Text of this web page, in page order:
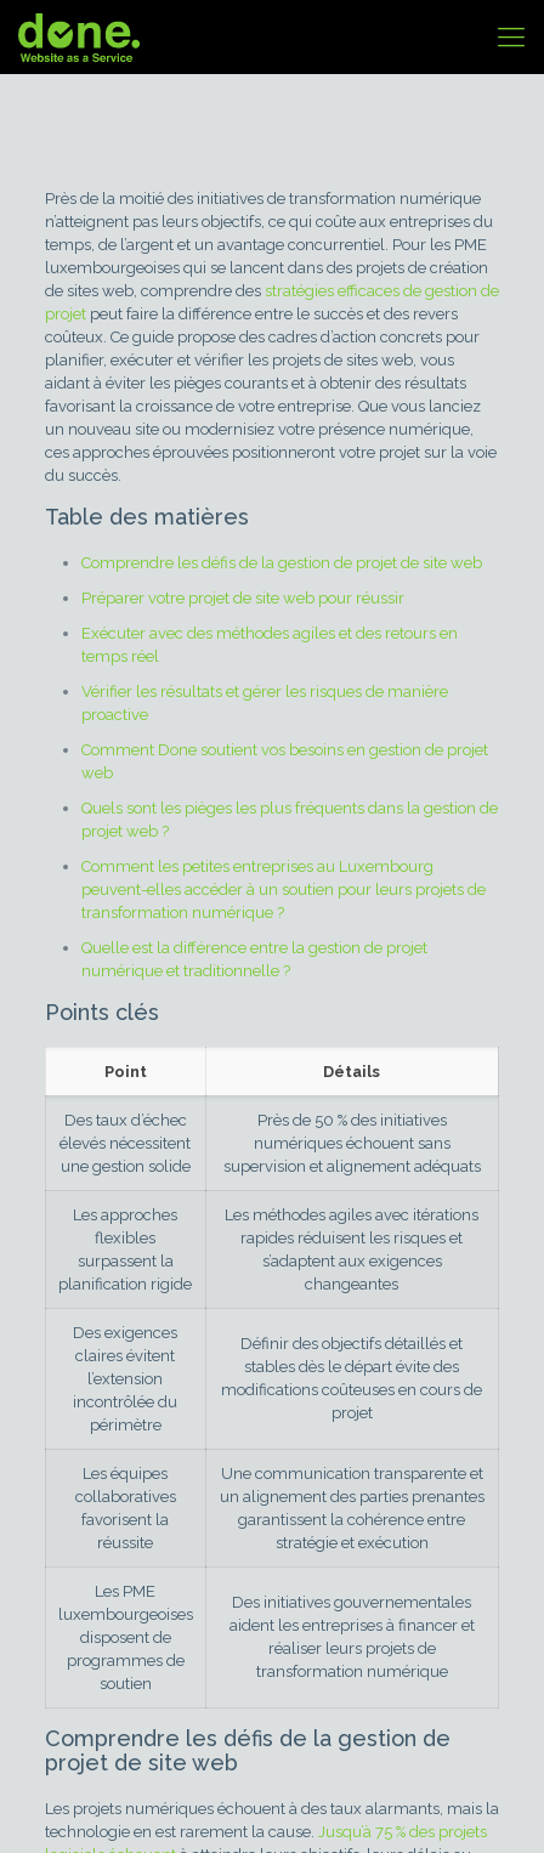
Près de la moitié des initiatives de transformation numérique
n’atteignent pas leurs objectifs, ce qui coûte aux entreprises du
temps, de l’argent et un avantage concurrentiel. Pour les PME
luxembourgeoises qui se lancent dans des projets de création
de sites web, comprendre des stratégies efficaces de gestion de
projetpeut faire la différence entre le succès et des revers
coûteux. Ce guide propose des cadres d’action concrets pour
planifier, exécuter et vérifier les projets de sites web, vous
aidant à éviter les pièges courants et à obtenir des résultats
favorisant la croissance de votre entreprise. Que vous lanciez
un nouveau site ou modernisiez votre présence numérique,
ces approches éprouvées positionneront votre projet sur la voie
du succès.
Table des matières
Comprendre les défis de la gestion de projet de site web
Préparer votre projet de site web pour réussir
Exécuter avec des méthodes agiles et des retours en
temps réel
Vérifier les résultats et gérer les risques de manière
proactive
Comment Done soutient vos besoins en gestion de projet
web
Quels sont les pièges les plus fréquents dans la gestion de
projet web ?
Comment les petites entreprises au Luxembourg
peuvent-elles accéder à un soutien pour leurs projets de
transformation numérique ?
Quelle est la différence entre la gestion de projet
numérique et traditionnelle ?
Points clés
Point Détails
Des taux d’échec
élevés nécessitent
une gestion solide
Près de 50 % des initiatives
numériques échouent sans
supervision et alignement adéquats
Les approches
flexibles
surpassent la
planification rigide
Les méthodes agiles avec itérations
rapides réduisent les risques et
s’adaptent aux exigences
changeantes
Des exigences
claires évitent
l’extension
incontrôlée du
périmètre
Définir des objectifs détaillés et
stables dès le départ évite des
modifications coûteuses en cours de
projet
Les équipes
collaboratives
favorisent la
réussite
Une communication transparente et
un alignement des parties prenantes
garantissent la cohérence entre
stratégie et exécution
Les PME
luxembourgeoises
disposent de
programmes de
soutien
Des initiatives gouvernementales
aident les entreprises à financer et
réaliser leurs projets de
transformation numérique
Comprendre les défis de la gestion de
projet de site web
Les projets numériques échouent à des taux alarmants, mais la
technologie en est rarement la cause. Jusqu’à 75 % des projets